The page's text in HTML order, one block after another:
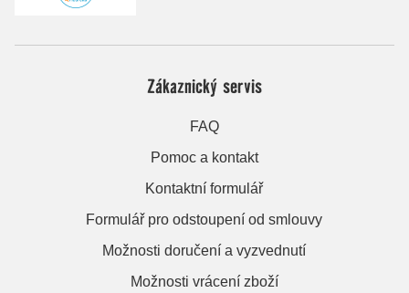
Zákaznický servis
FAQ
Pomoc a kontakt
Kontaktní formulář
Formulář pro odstoupení od smlouvy
Možnosti doručení a vyzvednutí
Možnosti vrácení zboží